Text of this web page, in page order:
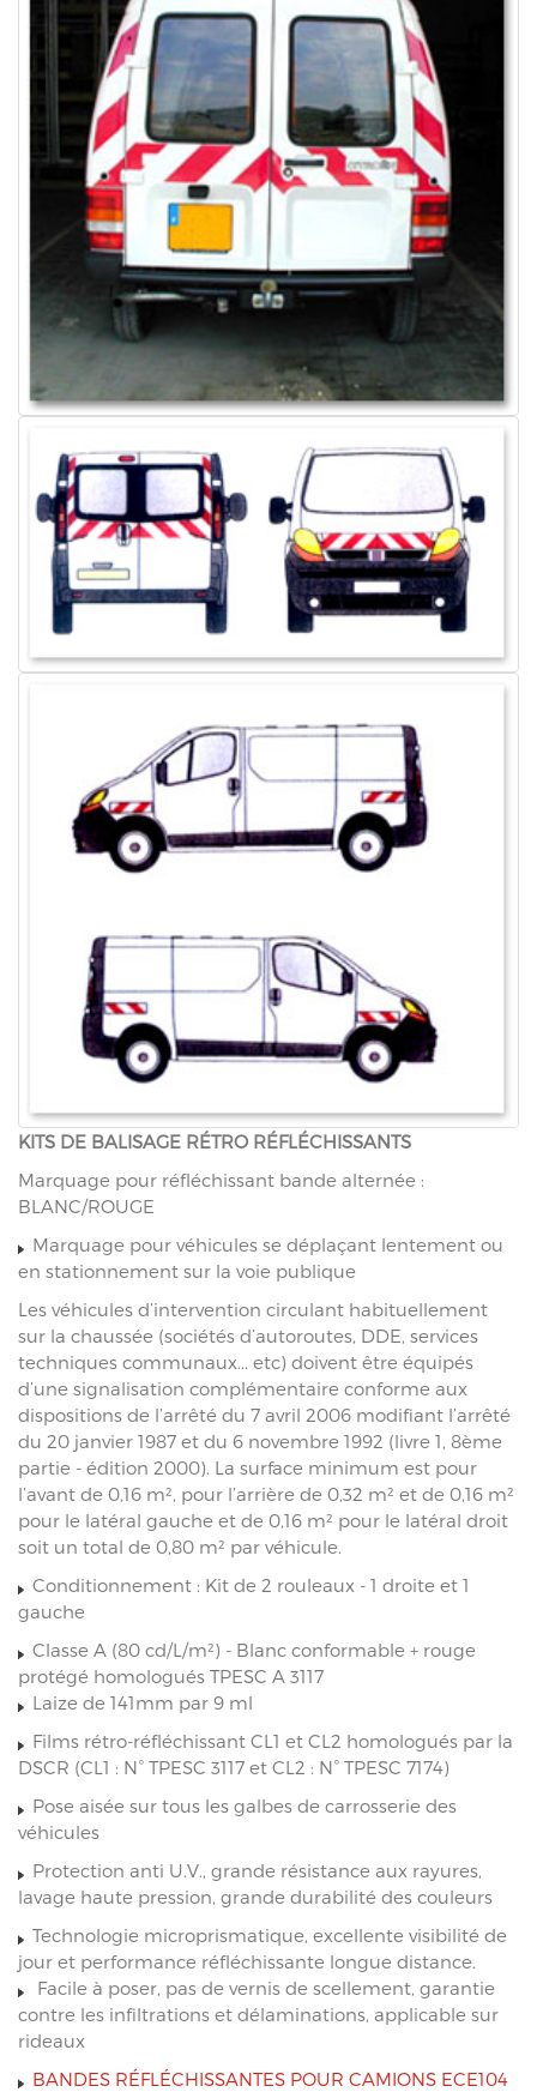
KITS DE BALISAGE RÉTRO RÉFLÉCHISSANTS
Marquage pour réfléchissant bande alternée :
BLANC/ROUGE
Marquage pour véhicules se déplaçant lentement ou
en stationnement sur la voie publique
Les véhicules d’intervention circulant habituellement
sur la chaussée (sociétés d’autoroutes, DDE, services
techniques communaux... etc) doivent être équipés
d’une signalisation complémentaire conforme aux
dispositions de l’arrêté du 7 avril 2006 modifiant l’arrêté
du 20 janvier 1987 et du 6 novembre 1992 (livre 1, 8ème
partie - édition 2000). La surface minimum est pour
l’avant de 0,16 m², pour l’arrière de 0,32 m² et de 0,16 m²
pour le latéral gauche et de 0,16 m² pour le latéral droit
soit un total de 0,80 m² par véhicule.
Conditionnement : Kit de 2 rouleaux - 1 droite et 1
gauche
Classe A (80 cd/L/m²) - Blanc conformable + rouge
protégé homologués TPESC A 3117
Laize de 141mm par 9 ml
Films rétro-réfléchissant CL1 et CL2 homologués par la
DSCR (CL1 : N° TPESC 3117 et CL2 : N° TPESC 7174)
Pose aisée sur tous les galbes de carrosserie des
véhicules
Protection anti U.V., grande résistance aux rayures,
lavage haute pression, grande durabilité des couleurs
Technologie microprismatique, excellente visibilité de
jour et performance réfléchissante longue distance.
Facile à poser, pas de vernis de scellement, garantie
contre les infiltrations et délaminations, applicable sur
rideaux
BANDES RÉFLÉCHISSANTES POUR CAMIONS ECE104